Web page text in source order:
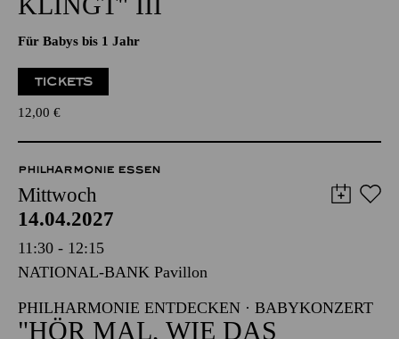
PHILHARMONIE ENTDECKEN · BABYKONZERT
"HÖR MAL, WIE DAS
Für Babys bis 1 Jahr
12,00€
PHILHARMONIE ESSEN
Mittwoch
14.04.2027
11:30 - 12:15
NATIONAL-BANK Pavillon